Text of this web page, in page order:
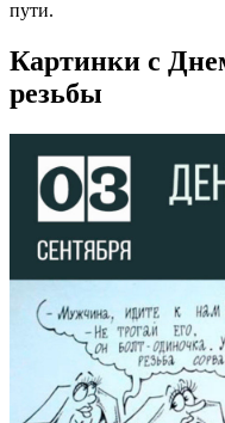
пути.
Картинки с
резьбы